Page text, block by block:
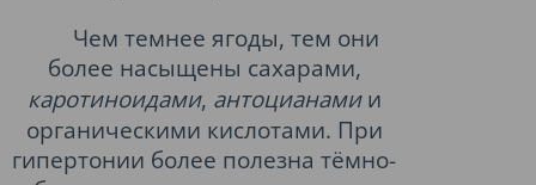
Чем темнее ягоды, тем они
более насыщены сахарами,
каротиноидами, антоцианами и
органическими кислотами. При
гипертонии более полезна тёмно-